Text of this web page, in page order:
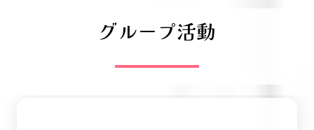
グループ活動